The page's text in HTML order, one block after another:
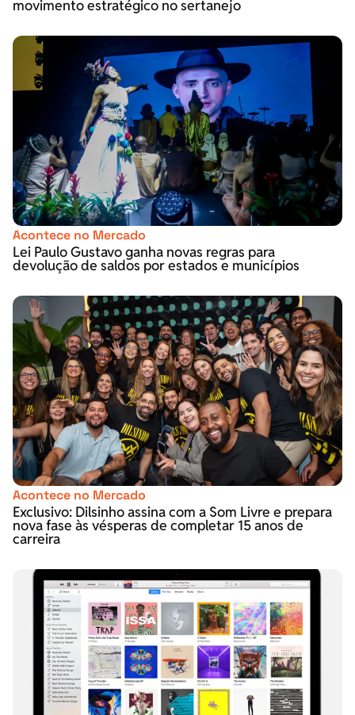
movimento estratégico no sertanejo
Acontece no Mercado
Lei Paulo Gustavo ganha novas regras para
devolução de saldos por estados e municípios
Acontece no Mercado
Exclusivo: Dilsinho assina com a Som Livre e prepara
nova fase às vésperas de completar 15 anos de
carreira